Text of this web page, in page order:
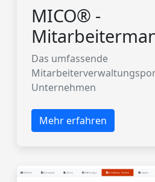
MICO® -
Das umfassende
Unternehmen
Mehr erfahren